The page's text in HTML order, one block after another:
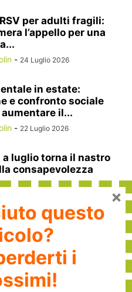
per adulti fragili:
l’appello per una
- 24 Luglio 2026
in estate:
e confronto sociale
il...
- 22 Luglio 2026
a luglio torna il nastro
consapevolezza
questo
i
×